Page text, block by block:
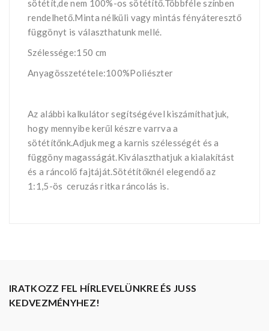
sötétít,de nem 100%-os sötétítő.Többféle színben
rendelhető.Minta nélküli vagy mintás fényáteresztő
függönyt is választhatunk mellé.
Szélessége:150 cm
Anyagösszetétele:100%Poliészter
Az alábbi kalkulátor segítségével kiszámíthatjuk,
hogy mennyibe kerűl készre varrva a
sötétítőnk.Adjuk meg a karnis szélességét és a
függöny magasságát.Kiválaszthatjuk a kialakítást
és a ráncolő fajtáját.Sötétítőknél elegendő az
1:1,5-ös ceruzás ritka ráncolás is.
IRATKOZZ FEL HÍRLEVELÜNKRE ÉS JUSS
KEDVEZMÉNYHEZ!